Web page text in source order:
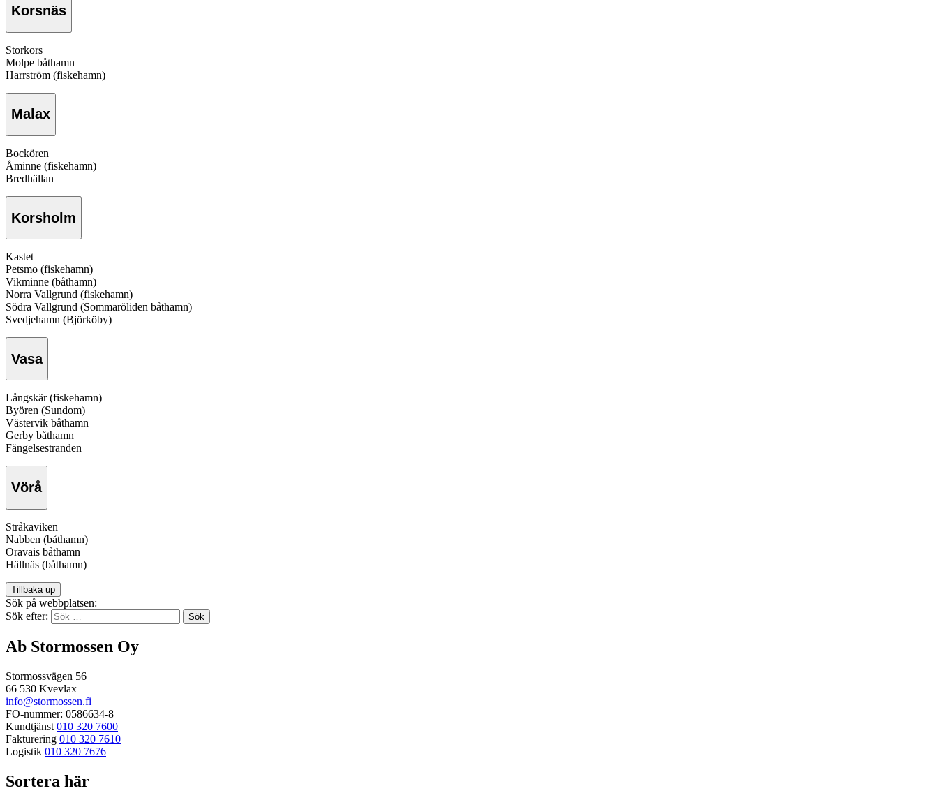
Korsnäs
Storkors
Molpe båthamn
Harrström (fiskehamn)
Malax
Bockören
Åminne (fiskehamn)
Bredhällan
Korsholm
Kastet
Petsmo (fiskehamn)
Vikminne (båthamn)
Norra Vallgrund (fiskehamn)
Södra Vallgrund (Sommaröliden båthamn)
Svedjehamn (Björköby)
Vasa
Långskär (fiskehamn)
Byören (Sundom)
Västervik båthamn
Gerby båthamn
Fängelsestranden
Vörå
Stråkaviken
Nabben (båthamn)
Oravais båthamn
Hällnäs (båthamn)
Tillbaka up
Sök på webbplatsen:
Sök efter:
Ab Stormossen Oy
Stormossvägen 56
66 530 Kvevlax
info@stormossen.fi
FO-nummer: 0586634-8
Kundtjänst 010 320 7600
Fakturering 010 320 7610
Logistik 010 320 7676
Sortera här